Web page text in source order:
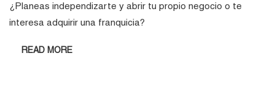
¿Planeas independizarte y abrir tu propio negocio o te
interesa adquirir una franquicia?
READ MORE